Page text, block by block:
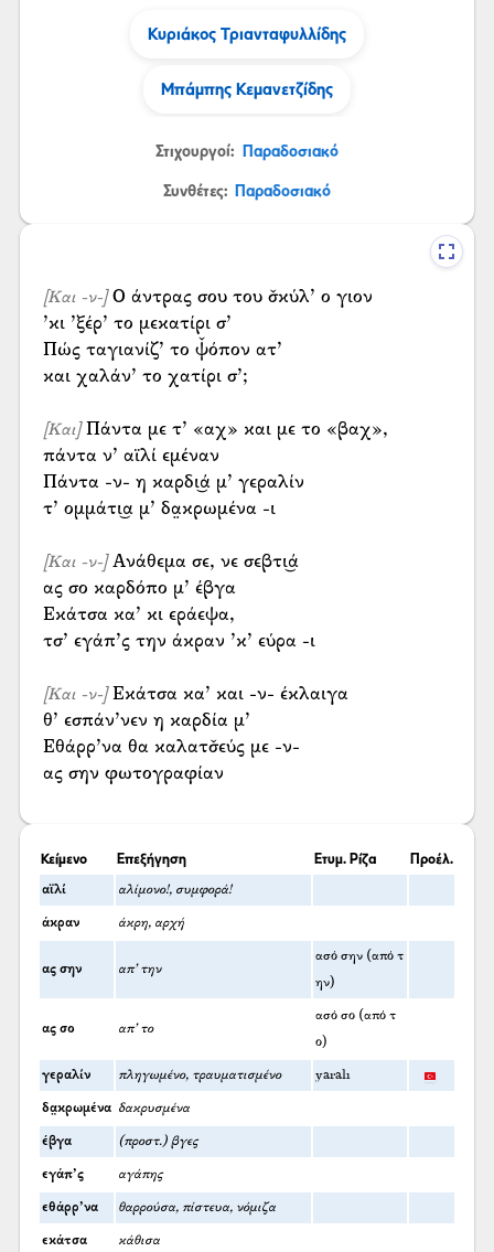
Κυριάκος Τριανταφυλλίδης
Μπάμπης Κεμανετζίδης
Στιχουργοί: Παραδοσιακό
Συνθέτες: Παραδοσιακό
[Και -ν-]Ο άντρας σου του σ̌κύλ’ ο γιον
’κι ’ξέρ’ το μεκατίρι σ’
Πώς ταγιανίζ’ το ψ̌όπον ατ’
και χαλάν’ το χατίρι σ’;
[Και]Πάντα με τ’ «αχ» και με το «βαχ»,
πάντα ν’ αϊλί εμέναν
Πάντα -ν- η καρδι͜ά μ’ γεραλίν
τ’ ομμάτι͜α μ’ δα̤κρωμένα -ι
[Και -ν-]Ανάθεμα σε, νε σεβτι͜ά
ας σο καρδόπο μ’ έβγα
Εκάτσα κα’ κι εράεψα,
τσ’ εγάπ’ς την άκραν ’κ’ εύρα -ι
[Και -ν-]Εκάτσα κα’ και -ν- έκλαιγα
θ’ εσπάν’νεν η καρδία μ’
Εθάρρ’να θα καλατσ̌εύς με -ν-
ας σην φωτογραφίαν
Κείμενο Επεξήγηση Ετυμ. Ρίζα Προέλ.
αϊλί αλίμονο!, συμφορά!
άκραν άκρη, αρχή
ας σην απ’ την
ασό σην (από τ
ην)
ας σο απ’ το
ασό σο (από τ
ο)
γεραλίν πληγωμένο, τραυματισμένο yaralı
δα̤κρωμένα δακρυσμένα
έβγα (προστ.) βγες
εγάπ’ς αγάπης
εθάρρ’να θαρρούσα, πίστευα, νόμιζα
εκάτσα κάθισα